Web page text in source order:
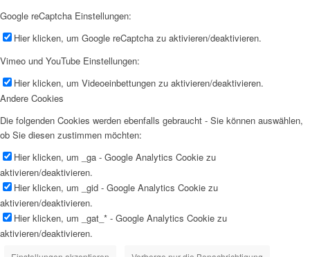
Google reCaptcha Einstellungen:
Hier klicken, um Google reCaptcha zu aktivieren/deaktivieren.
Vimeo und YouTube Einstellungen:
Hier klicken, um Videoeinbettungen zu aktivieren/deaktivieren.
Andere Cookies
Die folgenden Cookies werden ebenfalls gebraucht - Sie können auswählen,
ob Sie diesen zustimmen möchten:
Hier klicken, um _ga - Google Analytics Cookie zu
aktivieren/deaktivieren.
Hier klicken, um _gid - Google Analytics Cookie zu
aktivieren/deaktivieren.
Hier klicken, um _gat_* - Google Analytics Cookie zu
aktivieren/deaktivieren.